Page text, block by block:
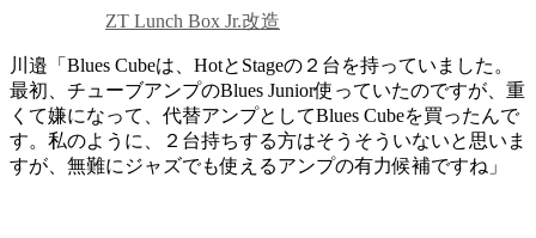
ZT Lunch Box Jr.改造
川邉「Blues Cubeは、HotとStageの２台を持っていました。
最初、チューブアンプのBlues Junior使っていたのですが、重
くて嫌になって、代替アンプとしてBlues Cubeを買ったんで
す。私のように、２台持ちする方はそうそういないと思いま
すが、無難にジャズでも使えるアンプの有力候補ですね」